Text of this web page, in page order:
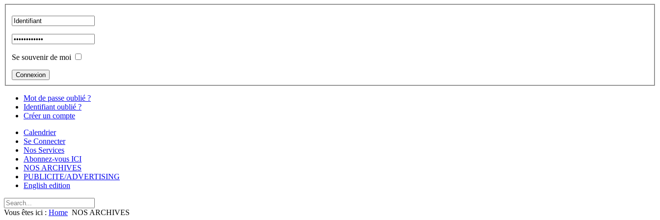
Se souvenir de moi
Mot de passe oublié ?
Identifiant oublié ?
Créer un compte
Calendrier
Se Connecter
Nos Services
Abonnez-vous ICI
NOS ARCHIVES
PUBLICITE/ADVERTISING
English edition
Vous êtes ici : Home NOS ARCHIVES